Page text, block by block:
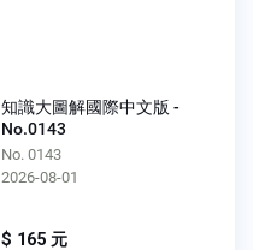
知識大圖解國際中文版 -
No.0143
No. 0143
2026-08-01
$ 165 元